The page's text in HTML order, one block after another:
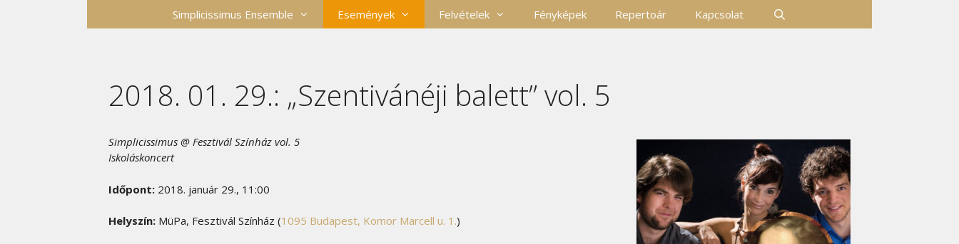
Simplicissimus Ensemble Események Felvételek Fényképek Repertoár Kapcsolat
2018. 01. 29.: „Szentivánéji balett” vol. 5
Simplicissimus @ Fesztivál Színház vol. 5
Iskoláskoncert
Időpont: 2018. január 29., 11:00
Helyszín: MüPa, Fesztivál Színház (1095 Budapest, Komor Marcell u. 1.)